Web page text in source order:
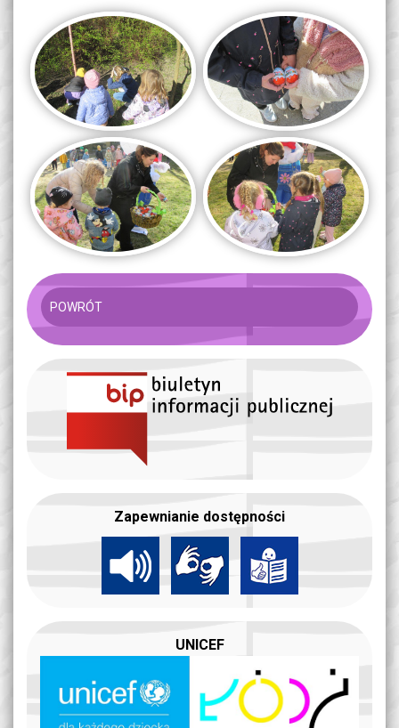
POWRÓT
Zapewnianie dostępności
UNICEF